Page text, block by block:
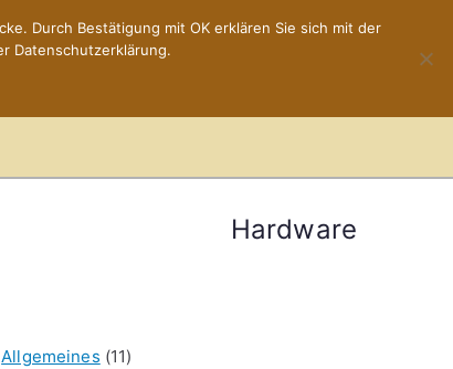
Hardware
Allgemeines (11)
Durch Bestätigung mit OK erklären Sie sich mit der
Datenschutzerklärung.